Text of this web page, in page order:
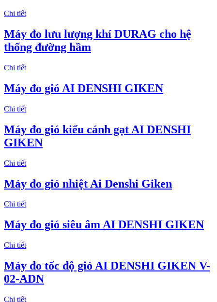
Chi tiết
Máy đo lưu lượng khí DURAG cho hệ
thống đường hầm
Chi tiết
Máy đo gió AI DENSHI GIKEN
Chi tiết
Máy đo gió kiểu cánh gạt AI DENSHI
GIKEN
Chi tiết
Máy đo gió nhiệt Ai Denshi Giken
Chi tiết
Máy đo gió siêu âm AI DENSHI GIKEN
Chi tiết
Máy đo tốc độ gió AI DENSHI GIKEN V-
02-ADN
Chi tiết